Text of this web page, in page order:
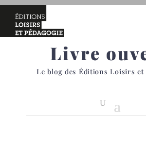
Livre
Le blog des Éditions Loisirs et